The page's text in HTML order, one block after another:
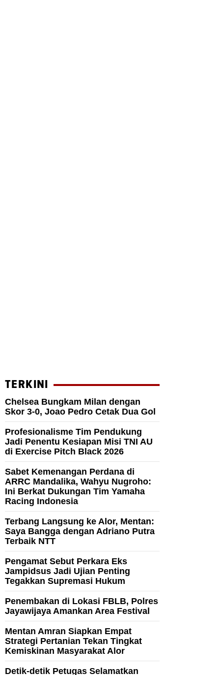
TERKINI
Chelsea Bungkam Milan dengan
Skor 3-0, Joao Pedro Cetak Dua Gol
Profesionalisme Tim Pendukung
Jadi Penentu Kesiapan Misi TNI AU
di Exercise Pitch Black 2026
Sabet Kemenangan Perdana di
ARRC Mandalika, Wahyu Nugroho:
Ini Berkat Dukungan Tim Yamaha
Racing Indonesia
Terbang Langsung ke Alor, Mentan:
Saya Bangga dengan Adriano Putra
Terbaik NTT
Pengamat Sebut Perkara Eks
Jampidsus Jadi Ujian Penting
Tegakkan Supremasi Hukum
Penembakan di Lokasi FBLB, Polres
Jayawijaya Amankan Area Festival
Mentan Amran Siapkan Empat
Strategi Pertanian Tekan Tingkat
Kemiskinan Masyarakat Alor
Detik-detik Petugas Selamatkan